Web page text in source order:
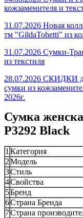
кожзаменителя и
31.07.2026 Новая
тм "GildaTohetti" из
31.07.2026 Сумки-
из текстиля
28.07.2026 СКИДКИ
сумки из
2026г.
Сумка
P3292 Black
1 Категория
2Модель
3Стиль
4Свойства
5Бренд
6Страна Бренда
7Страна